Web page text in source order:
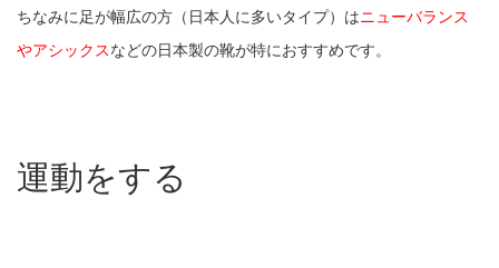
ちなみに足が幅広の方（日本人に多いタイプ）はニューバランス
やアシックスなどの日本製の靴が特におすすめです。
運動をする